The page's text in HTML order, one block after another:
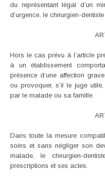
du représentant légal d’un
d’urgence, le chirurgien-
Hors le cas prévu à l’article
à un établissement
présence d’une affection
ou provoquer, s’il le juge
par le malade ou sa famille.
Dans toute la mesure
soins et sans négliger son
malade, le chirurgien-
prescriptions et ses actes.